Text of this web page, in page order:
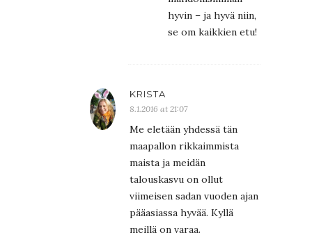
hyvin – ja hyvä niin,
se om kaikkien etu!
KRISTA
8.1.2016 at 21:07
Me eletään yhdessä tän
maapallon rikkaimmista
maista ja meidän
talouskasvu on ollut
viimeisen sadan vuoden ajan
pääasiassa hyvää. Kyllä
meillä on varaa.